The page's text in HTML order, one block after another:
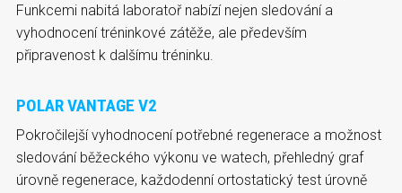
Funkcemi nabitá laboratoř nabízí nejen sledování a
vyhodnocení tréninkové zátěže, ale především
připravenost k dalšímu tréninku.
POLAR VANTAGE V2
Pokročilejší vyhodnocení potřebné regenerace a možnost
sledování běžeckého výkonu ve watech, přehledný graf
úrovně regenerace, každodenní ortostatický test úrovně